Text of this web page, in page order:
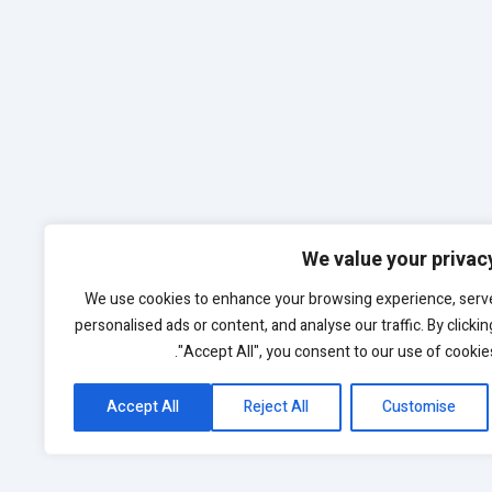
We value your
We use cookies to enhance your browsing experience,
personalised ads or content, and analyse our traffic. By
"Accept All", you consent to our use of
Customise
Reject All
Accept All